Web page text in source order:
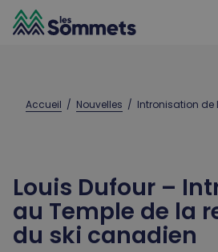
desktop logo
Accueil
  /
Nouvelles
  /
Intronisation de
Louis Dufour –
au Temple de la
du ski canadien